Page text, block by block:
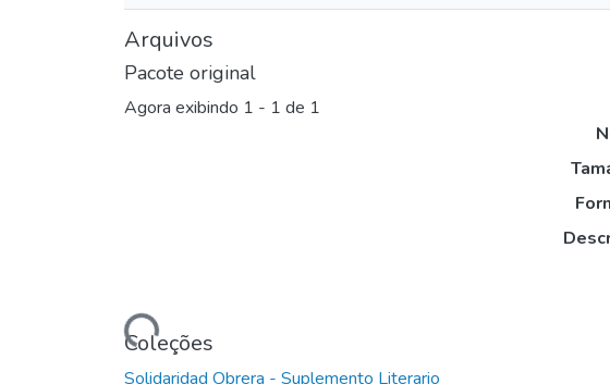
Arquivos
Pacote original
Agora exibindo 1 - 1 de 1
Carregando...
Coleções
Solidaridad Obrera - Suplemento Literario